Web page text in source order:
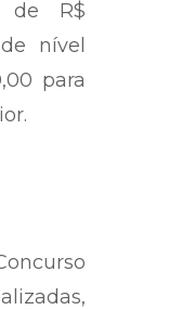
de R$
nível
para